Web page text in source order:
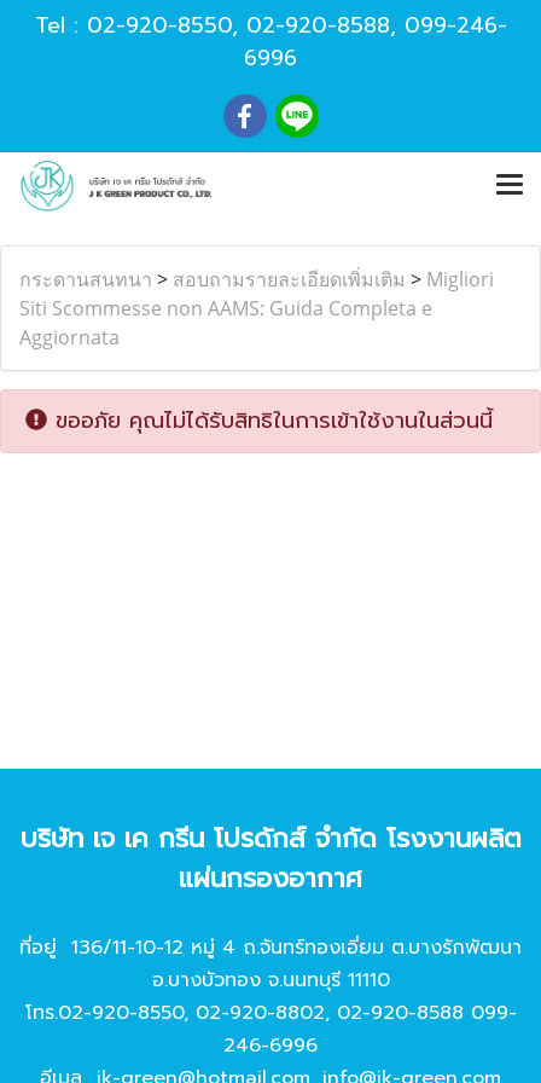
Tel : 02-920-8550, 02-920-8588, 099-246-
6996
กระดานสนทนา > สอบถามรายละเอียดเพิ่มเติม > Migliori
Siti Scommesse non AAMS: Guida Completa e
Aggiornata
ขออภัย คุณไม่ได้รับสิทธิในการเข้าใช้งานในส่วนนี้
บริษัท เจ เค กรีน โปรดักส์ จํากัด โรงงานผลิต
แผ่นกรองอากาศ
ที่อยู่ 136/11-10-12 หมู่ 4 ถ.จันทร์ทองเอี่ยม ต.บางรักพัฒนา
อ.บางบัวทอง จ.นนทบุรี 11110
โทร.02-920-8550, 02-920-8802, 02-920-8588 099-
246-6996